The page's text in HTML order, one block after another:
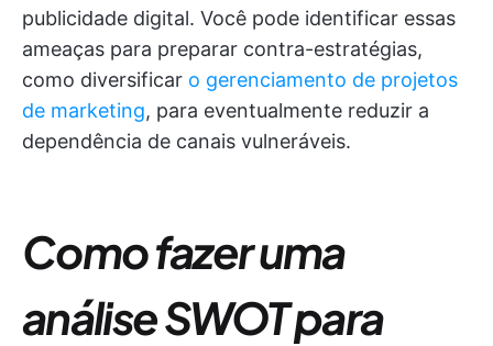
publicidade digital. Você pode identificar essas
ameaças para preparar contra-estratégias,
como diversificar o gerenciamento de projetos
de marketing, para eventualmente reduzir a
dependência de canais vulneráveis.
Como fazer uma
análise SWOT para